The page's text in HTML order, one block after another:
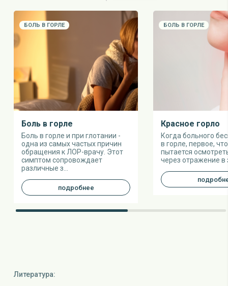
БОЛЬ В ГОРЛЕ
Боль в горле
Боль в горле и при глотании -
одна из самых частых причин
обращения к ЛОР-врачу. Этот
симптом сопровождает
различные з...
подробнее
БОЛЬ В ГОРЛЕ
Красное горло
Когда больного
в горле, первое,
пытается
через отражение в
Литература: